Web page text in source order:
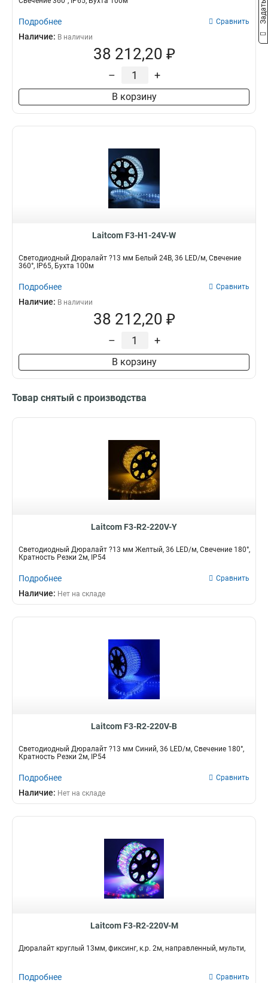
Подробнее Сравнить
Наличие: В наличии
38 212,20 ₽
– +
В корзину
Laitcom F3-H1-24V-W
Светодиодный Дюралайт ?13 мм Белый 24В, 36 LED/м, Свечение
360°, IP65, Бухта 100м
Подробнее Сравнить
Наличие: В наличии
38 212,20 ₽
– +
В корзину
Товар снятый с производства
Laitcom F3-R2-220V-Y
Светодиодный Дюралайт ?13 мм Желтый, 36 LED/м, Свечение 180°,
Кратность Резки 2м, IP54
Подробнее Сравнить
Наличие: Нет на складе
Laitcom F3-R2-220V-B
Светодиодный Дюралайт ?13 мм Синий, 36 LED/м, Свечение 180°,
Кратность Резки 2м, IP54
Подробнее Сравнить
Наличие: Нет на складе
Laitcom F3-R2-220V-M
Дюралайт круглый 13мм, фиксинг, к.р. 2м, направленный, мульти,
Подробнее Сравнить